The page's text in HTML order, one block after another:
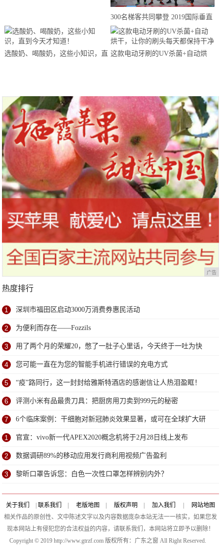
300名梯客共同攀登 2019国际垂直
马拉松超级精英赛顺德海骏达中心
站欢乐开跑
选酸奶、喝酸奶，这些小知识，直 这款电动牙刷的UV杀菌+自动烘
广告
热度排行
1 深圳市福田区启动3000万消费券惠民活动
2 为便利而存在——Fozzils
3 用了两个月的荣耀20，憋了一肚子心里话，今天终于一吐为快
4 您可能一直在为您的智能手机进行错误的充电方式
5 “疫”路同行，这一封封给雅斯特酒店的感谢信让人热泪盈眶！
6 评测小米有品最贵刀具：把厨房用刀卖到999元的秘密
7 6个临床案例：干细胞对新冠肺炎效果显著，或可在全球扩大研
究
1 官宣：vivo新一代APEX2020概念机将于2月28日线上发布
2 数据调研89%的移动应用发行商利用视频广告盈利
3 黎昕口罩告诉您：白色一次性口罩怎样辨别内外？
关于我们 联系我们 老版地图 版权声明 加入我们
网站地图
相关作品的原创性、文中陈述文字以及内容数据庞杂本站无法一一核实，如果您发
现本网站上有侵犯您的合法权益的内容，请联系我们，本网站将立即予以删除！
Copyright © 2019 http://www.gtrzf.com 版权所有：广东之窗 All Right Reserved.